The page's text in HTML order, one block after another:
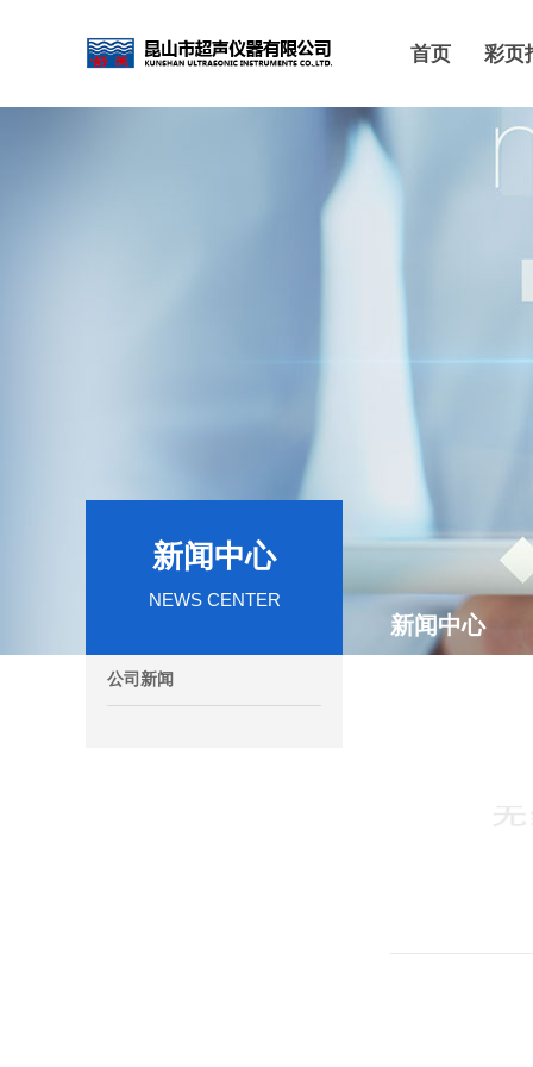
首页 彩页
新闻中心
NEWS CENTER
公司新闻
新闻中心